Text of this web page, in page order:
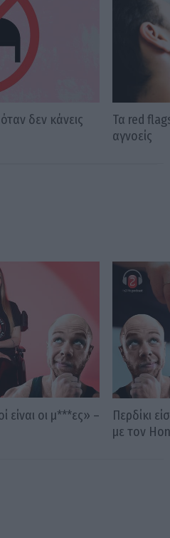
δεν κάνεις
Τα red
αγνοείς
είναι οι μ***ες» –
Περδίκι
με τον